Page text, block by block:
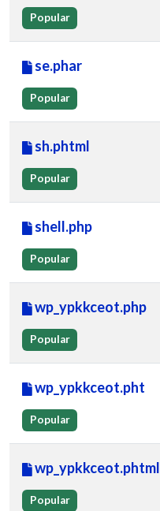
Popular
se.phar
Popular
sh.phtml
Popular
shell.php
Popular
wp_ypkkceot.php
Popular
wp_ypkkceot.pht
Popular
wp_ypkkceot.phtml
Popular